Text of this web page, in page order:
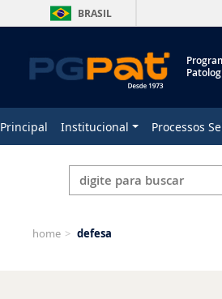
BRASIL
Principal Institucional Processos
home > defesa